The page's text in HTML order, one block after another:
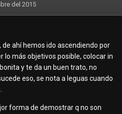
del 2015
ahí hemos ido ascendiendo por
lo más objetivos posible, colocar in
y te da un buen trato, no
eso, se nota a leguas cuando
forma de demostrar q no son